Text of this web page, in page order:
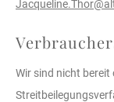
Wir sind nicht